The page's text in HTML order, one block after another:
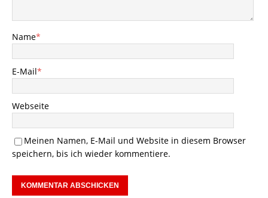
Name*
E-Mail*
Webseite
Meinen Namen, E-Mail und Website in diesem Browser
speichern, bis ich wieder kommentiere.